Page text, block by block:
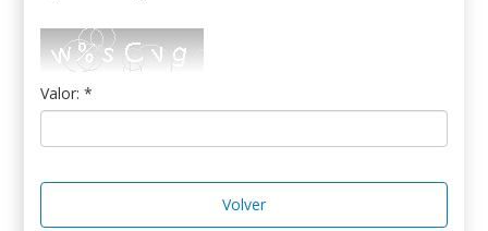
Valor: *
Volver